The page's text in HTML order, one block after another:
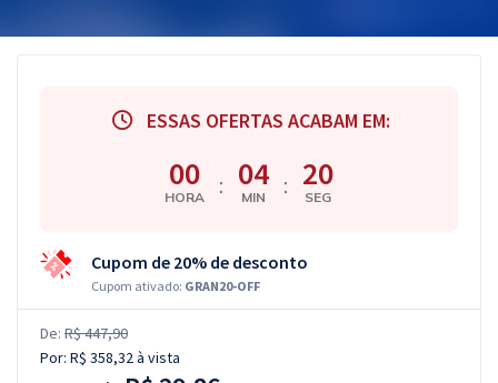
Atendimento ESSAS OFERTAS ACABAM EM:
00
HORA : 04
MIN : 19
SEG
Cupom de 20% de desconto
Cupom ativado: GRAN20-OFF
De: R$ 447,90
Por: R$ 358,32à vista